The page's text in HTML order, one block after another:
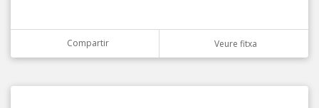
Compartir Veure fitxa